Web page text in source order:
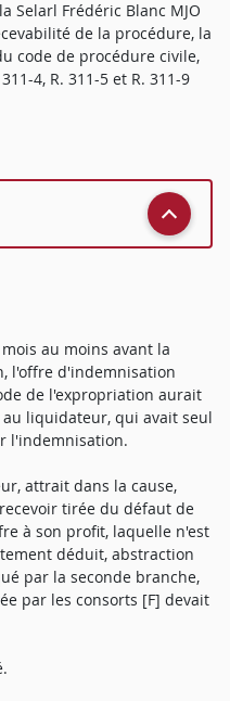
Selarl Frédéric Blanc MJO
de la procédure, la
code de procédure civile,
4, R. 311-5 et R. 311-9
au moins avant la
l'offre d'indemnisation
de l'expropriation aurait
liquidateur, qui avait seul
l'indemnisation.
attrait dans la cause,
tirée du défaut de
à son profit, laquelle n'est
déduit, abstraction
par la seconde branche,
par les consorts [F] devait